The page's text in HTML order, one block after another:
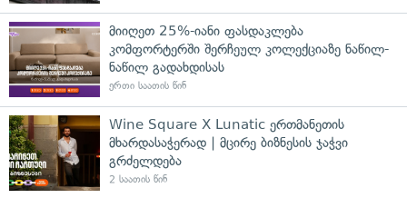
მიიღეთ 25%-იანი ფასდაკლება
კომფორტერში შერჩეულ კოლექციაზე ნაწილ-
ნაწილ გადახდისას
ერთი საათის წინ
Wine Square X Lunatic ერთმანეთის
მხარდასაჭერად | მცირე ბიზნესის ჯაჭვი
გრძელდება
2 საათის წინ